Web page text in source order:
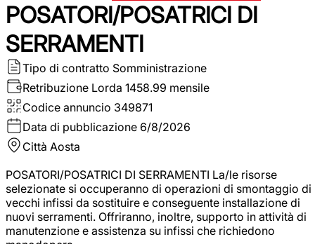
POSATORI/POSATRICI DI
SERRAMENTI
Tipo di contratto Somministrazione
Retribuzione Lorda 1458.99 mensile
Codice annuncio 349871
Data di pubblicazione 6/8/2026
Città Aosta
POSATORI/POSATRICI DI SERRAMENTI La/le risorse
selezionate si occuperanno di operazioni di smontaggio di
vecchi infissi da sostituire e conseguente installazione di
nuovi serramenti. Offriranno, inoltre, supporto in attività di
manutenzione e assistenza su infissi che richiedono